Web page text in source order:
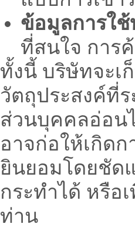
ข้อมูลการใช้
ที่สนใจ การ
ทั้งนี้ บริษัทจะเ
วัตถุประสงค์ที่
ส่วนบุคคลอ่อน
อาจก่อให้เกิด
ยินยอมโดยชัด
กระทำได้ หรือ
ท่าน